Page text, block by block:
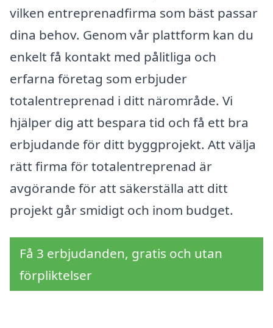
vilken entreprenadfirma som bäst passar
dina behov. Genom vår plattform kan du
enkelt få kontakt med pålitliga och
erfarna företag som erbjuder
totalentreprenad i ditt närområde. Vi
hjälper dig att bespara tid och få ett bra
erbjudande för ditt byggprojekt. Att välja
rätt firma för totalentreprenad är
avgörande för att säkerställa att ditt
projekt går smidigt och inom budget.
Få 3 erbjudanden, gratis och utan
förpliktelser